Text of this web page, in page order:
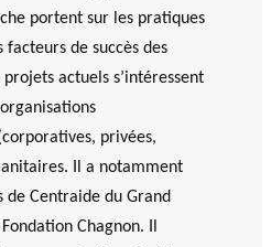
portent sur les pratiques
de succès des
actuels s’intéressent
privées,
Il a notamment
Centraide du Grand
Chagnon. Il